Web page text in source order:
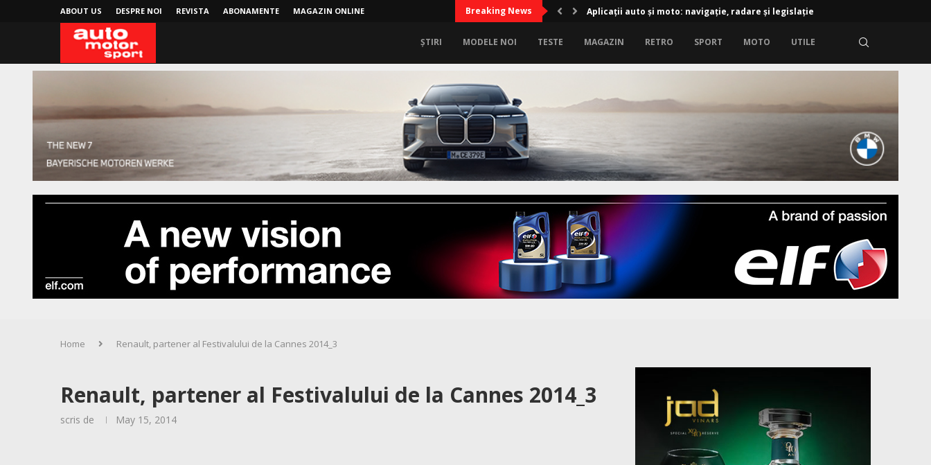
ABOUT US DESPRE NOI REVISTA ABONAMENTE MAGAZIN ONLINE Breaking News Aplicații auto și moto: navigație, radare și legislație
ȘTIRI MODELE NOI TESTE MAGAZIN RETRO SPORT MOTO UTILE
Home Renault, partener al Festivalului de la Cannes 2014_3
Renault, partener al Festivalului de la Cannes 2014_3
scris de May 15, 2014